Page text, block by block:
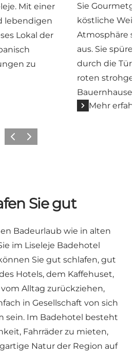
Mit einer
lebendigen
Lokal der
zu
Sie
köstliche
Atmosphäre
aus. Sie
durch die Tür
roten
Mehr
ZurückWeiter
Sie gut
Badeurlaub wie in alten
im Liseleje Badehotel
Sie gut schlafen, gut
Hotels, dem Kaffehuset,
Alltag zurückziehen,
in Gesellschaft von sich
sein. Im Badehotel besteht
Fahrräder zu mieten,
Natur der Region auf